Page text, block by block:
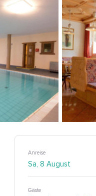
Anreise
Gäste